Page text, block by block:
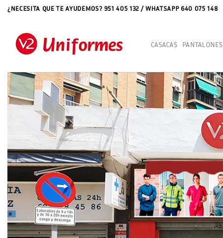
Saltar
contenido
¿NECESITA QUE TE AYUDEMOS? 951 405 132 / WHATSAPP 640 075 148
CASACAS PANTALONES